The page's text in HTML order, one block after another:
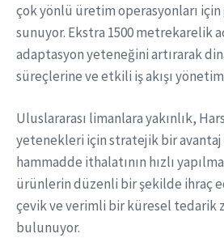
çok yönlü üretim operasyonları için
sunuyor. Ekstra 1500 metrekarelik
adaptasyon yeteneğini artırarak
süreçlerine ve etkili iş akışı
Uluslararası limanlara yakınlık,
yetenekleri için stratejik bir avantaj
hammadde ithalatının hızlı
ürünlerin düzenli bir şekilde ihraç
çevik ve verimli bir küresel tedarik
bulunuyor.